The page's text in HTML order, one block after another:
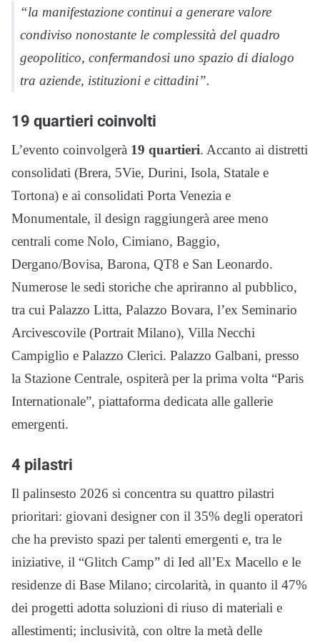
“la manifestazione continui a generare valore
condiviso nonostante le complessità del quadro
geopolitico, confermandosi uno spazio di dialogo
tra aziende, istituzioni e cittadini”.
19 quartieri coinvolti
L’evento coinvolgerà 19 quartieri. Accanto ai distretti
consolidati (Brera, 5Vie, Durini, Isola, Statale e
Tortona) e ai consolidati Porta Venezia e
Monumentale, il design raggiungerà aree meno
centrali come Nolo, Cimiano, Baggio,
Dergano/Bovisa, Barona, QT8 e San Leonardo.
Numerose le sedi storiche che apriranno al pubblico,
tra cui Palazzo Litta, Palazzo Bovara, l’ex Seminario
Arcivescovile (Portrait Milano), Villa Necchi
Campiglio e Palazzo Clerici. Palazzo Galbani, presso
la Stazione Centrale, ospiterà per la prima volta “Paris
Internationale”, piattaforma dedicata alle gallerie
emergenti.
4 pilastri
Il palinsesto 2026 si concentra su quattro pilastri
prioritari: giovani designer con il 35% degli operatori
che ha previsto spazi per talenti emergenti e, tra le
iniziative, il “Glitch Camp” di Ied all’Ex Macello e le
residenze di Base Milano; circolarità, in quanto il 47%
dei progetti adotta soluzioni di riuso di materiali e
allestimenti; inclusività, con oltre la metà delle